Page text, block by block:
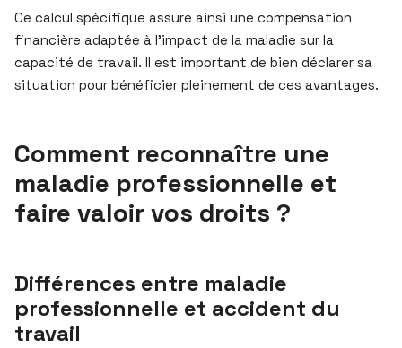
Ce calcul spécifique assure ainsi une compensation
financière adaptée à l’impact de la maladie sur la
capacité de travail. Il est important de bien déclarer sa
situation pour bénéficier pleinement de ces avantages.
Comment reconnaître une
maladie professionnelle et
faire valoir vos droits ?
Différences entre maladie
professionnelle et accident du
travail